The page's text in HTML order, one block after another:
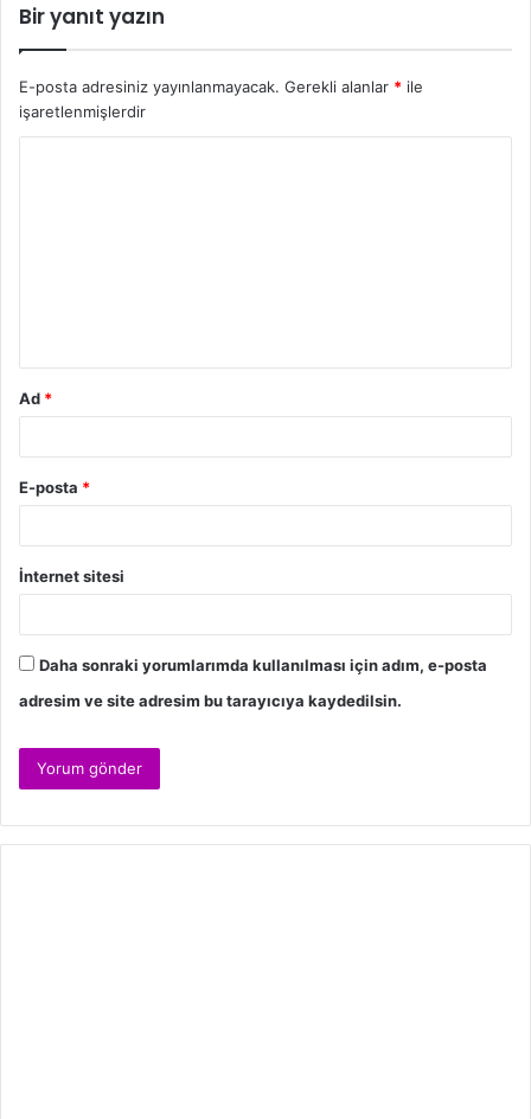
Bir yanıt yazın
E-posta adresiniz yayınlanmayacak. Gerekli alanlar * ile
işaretlenmişlerdir
Ad *
E-posta *
İnternet sitesi
Daha sonraki yorumlarımda kullanılması için adım, e-posta
adresim ve site adresim bu tarayıcıya kaydedilsin.